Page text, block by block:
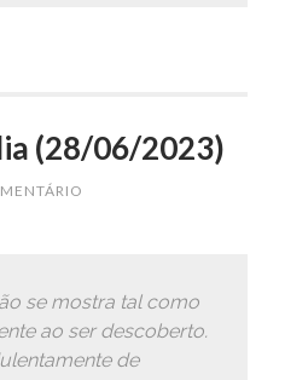
(28/06/2023)
se mostra tal como
ao ser descoberto.
de